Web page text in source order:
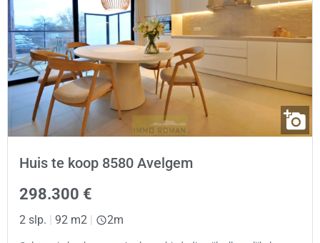
Huis te koop 8580 Avelgem
298.300 €
2 slp. | 92 m2 | 2m